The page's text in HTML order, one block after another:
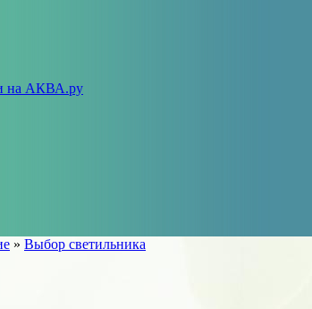
» Выбор светильника